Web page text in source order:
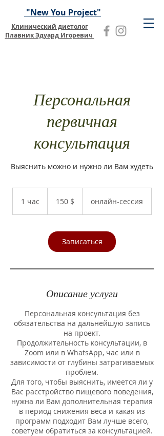
"New You Project"
Клинический диетолог
Плавник Эдуард Игоревич
Персональная
первичная
консультация
Выяснить можно и нужно ли Вам худеть
1 час
США150 $ онлайн-сессия
Записаться
Описание услуги
Персональная консультация без
обязательства на дальнейшую запись
на проект.
Продолжительность консультации, в
Zoom или в WhatsApp, час или в
зависимости от глубины затрагиваемых
проблем.
Для того, чтобы выяснить, имеется ли у
Вас расстройство пищевого поведения,
нужна ли Вам дополнительная терапия
в период снижения веса и какая из
программ подходит Вам лучше всего,
советуем обратиться за консультацией.